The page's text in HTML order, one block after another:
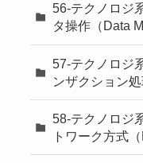
56-テクノロジ
タ操作（Data
57-テクノロジ
ンザクション
58-テクノロジ
トワーク方式